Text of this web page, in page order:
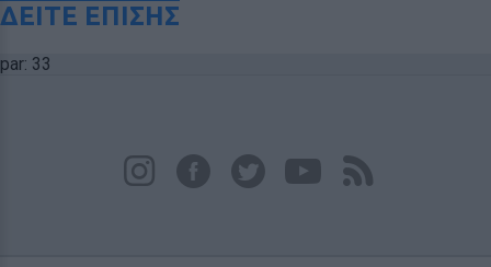
ΔΕΙΤΕ ΕΠΙΣΗΣ
par: 33